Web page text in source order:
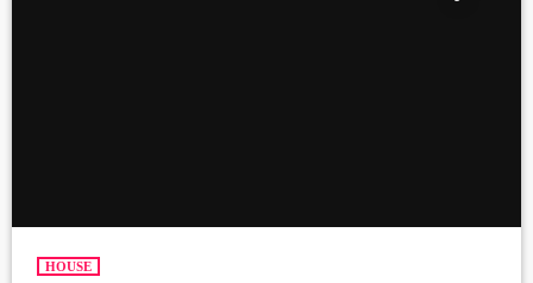
HOUSE